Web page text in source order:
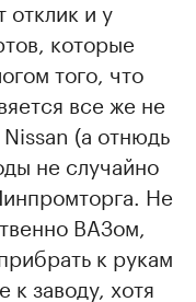
отклик и у
которые
того, что
все же не
(а отнюдь
не случайно
Не
ВАЗом,
к рукам
к заводу, хотя